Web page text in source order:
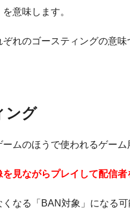
を意味します。
れのゴースティングの意味
ング
ムのほうで使われるゲーム
見ながらプレイして配信
なる「BAN対象」になる可